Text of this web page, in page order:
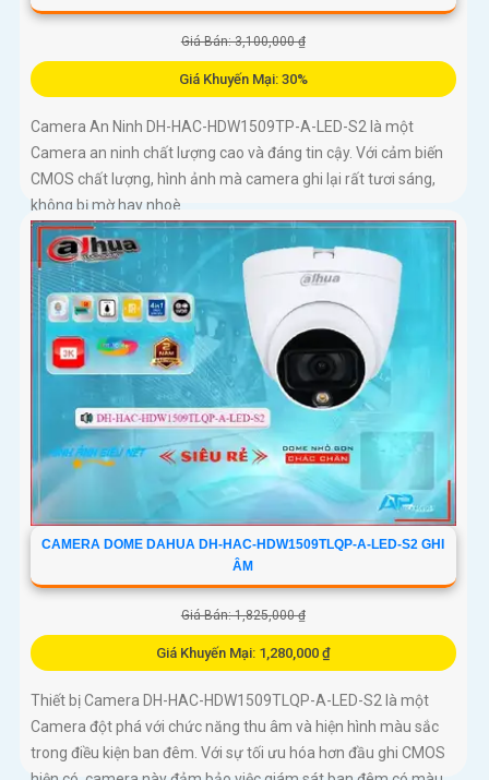
Giá Bán: 3,100,000 ₫
Giá Khuyến Mại: 30%
Camera An Ninh DH-HAC-HDW1509TP-A-LED-S2 là một
Camera an ninh chất lượng cao và đáng tin cậy. Với cảm biến
CMOS chất lượng, hình ảnh mà camera ghi lại rất tươi sáng,
không bị mờ hay nhoè
CAMERA DOME DAHUA DH-HAC-HDW1509TLQP-A-LED-S2 GHI
ÂM
Giá Bán: 1,825,000 ₫
Giá Khuyến Mại: 1,280,000 ₫
Thiết bị Camera DH-HAC-HDW1509TLQP-A-LED-S2 là một
Camera đột phá với chức năng thu âm và hiện hình màu sắc
trong điều kiện ban đêm. Với sự tối ưu hóa hơn đầu ghi CMOS